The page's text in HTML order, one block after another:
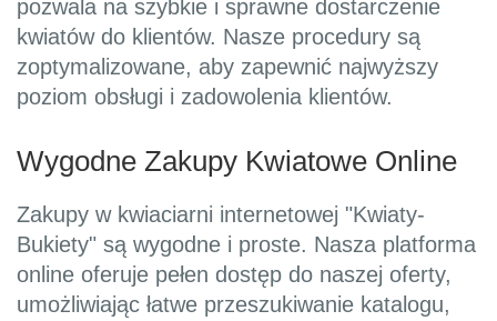
pozwala na szybkie i sprawne dostarczenie
kwiatów do klientów. Nasze procedury są
zoptymalizowane, aby zapewnić najwyższy
poziom obsługi i zadowolenia klientów.
Wygodne Zakupy Kwiatowe Online
Zakupy w kwiaciarni internetowej "Kwiaty-
Bukiety" są wygodne i proste. Nasza platforma
online oferuje pełen dostęp do naszej oferty,
umożliwiając łatwe przeszukiwanie katalogu,